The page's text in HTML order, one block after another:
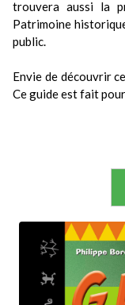
trouvera aussi la
Patrimoine
public.
Envie de découvrir
Ce guide est fait